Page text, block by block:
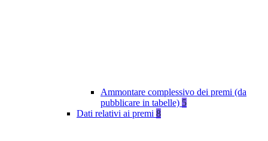
Ammontare complessivo dei premi (da
pubblicare in tabelle) 5
Dati relativi ai premi 8